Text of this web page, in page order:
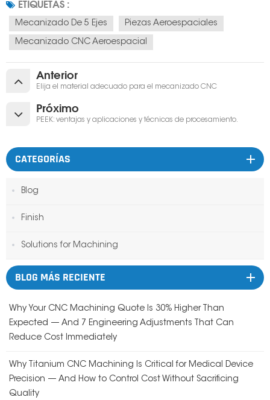
ETIQUETAS :
Mecanizado De 5 Ejes Piezas Aeroespaciales
Mecanizado CNC Aeroespacial
Anterior
Elija el material adecuado para el mecanizado CNC
Próximo
PEEK: ventajas y aplicaciones y técnicas de procesamiento.
CATEGORÍAS
Blog
Finish
Solutions for Machining
BLOG MÁS RECIENTE
Why Your CNC Machining Quote Is 30% Higher Than
Expected — And 7 Engineering Adjustments That Can
Reduce Cost Immediately
Why Titanium CNC Machining Is Critical for Medical Device
Precision — And How to Control Cost Without Sacrificing
Quality